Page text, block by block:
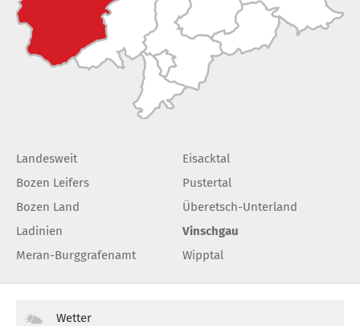
Landesweit
Bozen Leifers
Bozen Land
Ladinien
Meran-Burggrafenamt
Eisacktal
Pustertal
Überetsch-Unterland
Vinschgau
Wipptal
Wetter